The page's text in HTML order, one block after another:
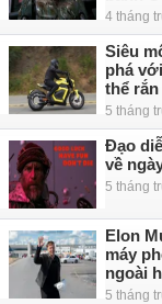
4 tháng
Siêu
phá
thể rắn
5 tháng
Đạo
về
5 tháng
Elon
máy
ngoài
5 tháng